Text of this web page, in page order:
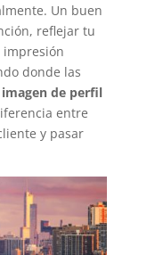
Un buen
reflejar tu
impresión
donde las
imagen de perfil
entre
y pasar